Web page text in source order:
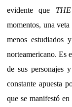
evidente que
momentos, una
menos estudiados
norteamericano. Es
de sus personajes
constante apuesta
que se manifestó